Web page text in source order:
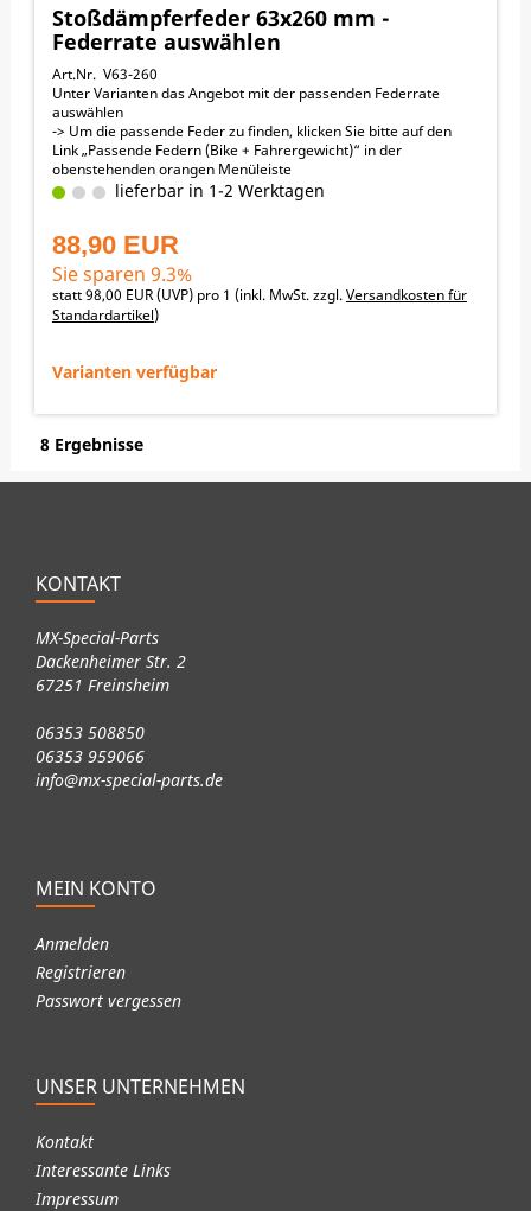
KTM 150SX 2023, 2024
KTM 125SX 2025, 2023, 2024
KTM 250SX 2025, 2023, 2024
KTM 250SX-F 2025, 2023, 2024
Stoßdämpferfeder 63x260 mm -
Federrate auswählen
Art.Nr. V63-260
Unter Varianten das Angebot mit der passenden Federrate
auswählen
-> Um die passende Feder zu finden, klicken Sie bitte auf den
Link „Passende Federn (Bike + Fahrergewicht)“ in der
obenstehenden orangen Menüleiste
63 mm Innendurchmesser
Passend für folgende Motorräder:
KTM 125SX 2012-2022
KTM 150SX 2012-2022
KTM 250SX 2012-2022
KTM 250SX-F 2011-2022
GAS_GAS EC250 2021-2024
GAS_GAS EC300 2021-2024
GAS_GAS EC350F 2022-2024
HUSQVARNA FC350 2014-2015
GAS_GAS MC250F 2021-2023
GAS_GAS MC350F 2021-2023
HUSQVARNA TC125 2014-2022
HUSQVARNA TC250 2014-2022
HUSQVARNA TE125 2014-2016
HUSQVARNA TE300 2014-2023
HUSQVARNA TX125 2017-2023
lieferbar in 1-2 Werktagen
88,90 EUR
Sie sparen 9.3%
statt98,00 EUR(UVP) pro 1 (inkl. MwSt. zzgl.Versandkosten für
Standardartikel)
Varianten verfügbar
8 Ergebnisse
KONTAKT
MX-Special-Parts
Dackenheimer Str. 2
67251 Freinsheim
06353 508850
06353 959066
info@mx-special-parts.de
MEIN KONTO
Anmelden
Registrieren
Passwort vergessen
UNSER UNTERNEHMEN
Kontakt
Interessante Links
Impressum